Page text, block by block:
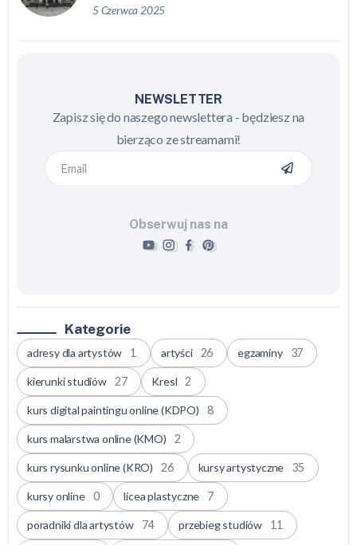
5 Czerwca 2025
NEWSLETTER
Zapisz się do naszego newslettera - będziesz na
bierząco ze streamami!
Obserwuj nas na
Kategorie
adresy dla artystów 1 artyści 26 egzaminy 37
kierunki studiów 27 Kresl 2
kurs digital paintingu online (KDPO) 8
kurs malarstwa online (KMO) 2
kurs rysunku online (KRO) 26 kursy artystyczne 35
kursy online 0 licea plastyczne 7
poradniki dla artystów 74 przebieg studiów 11